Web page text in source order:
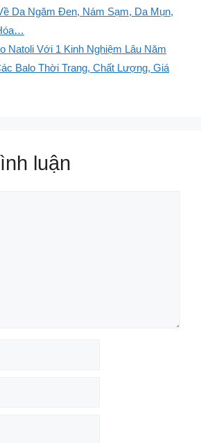
Da Ngăm Đen, Nám Sạm, Da Mụn,
Natoli Với 1 Kinh Nghiệm Lâu Năm
Balo Thời Trang, Chất Lượng, Giá
luận